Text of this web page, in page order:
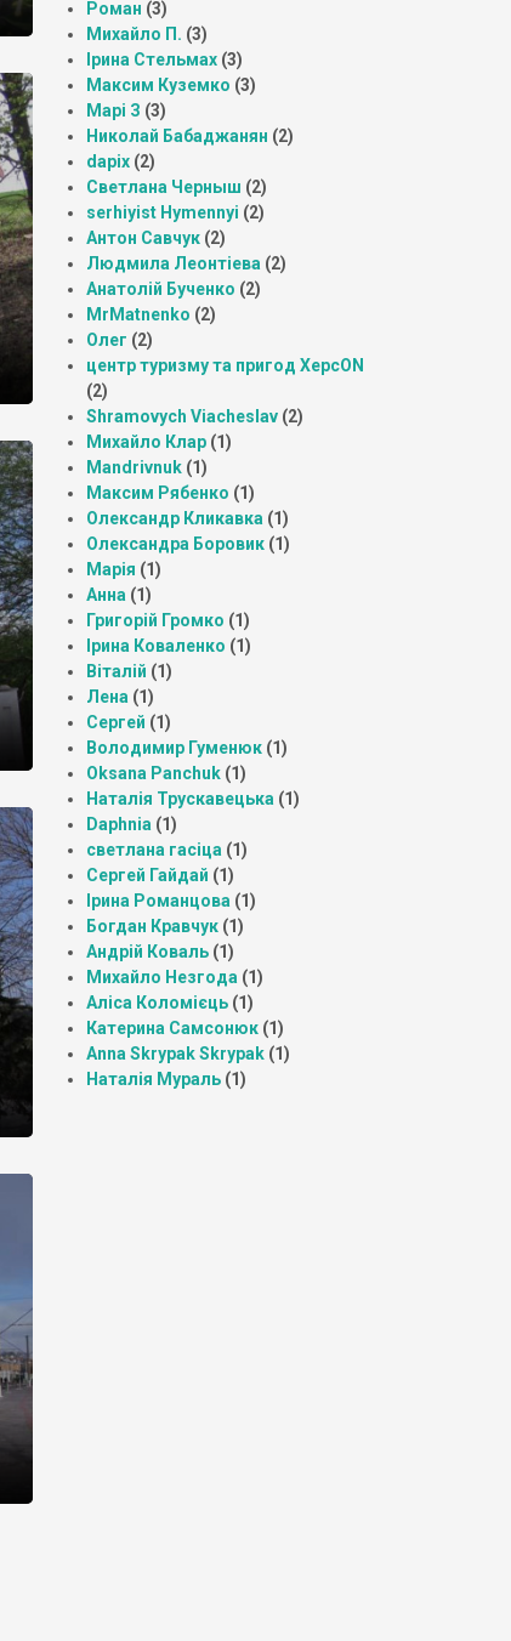
Роман (3)
Михайло П. (3)
Ірина Стельмах(3)
Максим Куземко (3)
Марі З (3)
Николай Бабаджанян (2)
dapix(2)
Светлана Черныш (2)
serhiyist Hymennyi (2)
Антон Савчук(2)
Людмила Леонтіева (2)
Анатолій Бученко (2)
MrMatnenko (2)
Олег (2)
центр туризму та пригод ХерсON
(2)
Shramovych Viacheslav(2)
Михайло Клар(1)
Mandrivnuk(1)
Максим Рябенко (1)
Олександр Кликавка (1)
Олександра Боровик(1)
Марія (1)
Анна (1)
Григорій Громко (1)
Ірина Коваленко (1)
Віталій (1)
Лена (1)
Сергей (1)
Володимир Гуменюк(1)
Oksana Panchuk(1)
Наталія Трускавецька (1)
Daphnia (1)
светлана гасіца (1)
Сергей Гайдай (1)
Ірина Романцова (1)
Богдан Кравчук(1)
Андрій Коваль(1)
Михайло Незгода (1)
Аліса Коломієць(1)
Катерина Самсонюк(1)
Anna Skrypak Skrypak(1)
Наталія Мураль(1)